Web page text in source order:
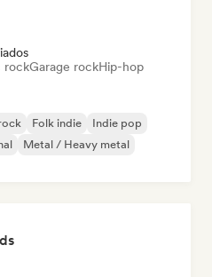
rockGarage rockHip-hop
Folk indie
Indie pop
Metal / Heavy metal